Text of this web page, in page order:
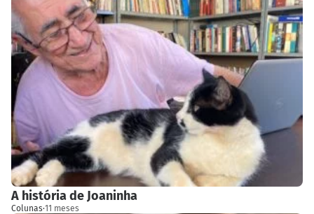
A história de Joaninha
Colunas·11 meses